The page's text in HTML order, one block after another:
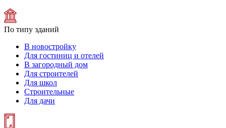
По типу зданий
В новостройку
Для гостиниц и отелей
В загородный дом
Для строителей
Для школ
Строительные
Для дачи